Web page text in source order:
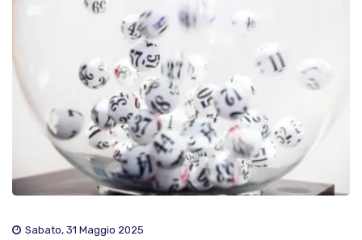
Sabato, 31 Maggio 2025